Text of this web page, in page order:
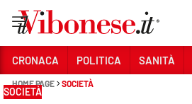
Sezioni
CRONACA POLITICA SANITÀ
HOME PAGE SOCIETÀ
SOCIETÀ